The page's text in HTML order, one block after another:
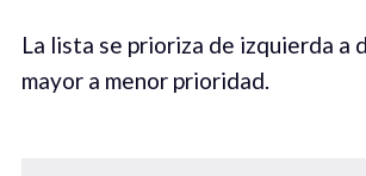
La lista se prioriza de izquierda a
mayor a menor prioridad.